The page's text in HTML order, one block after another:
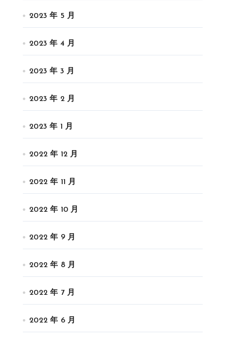
2023 年 5 月
2023 年 4 月
2023 年 3 月
2023 年 2 月
2023 年 1 月
2022 年 12 月
2022 年 11 月
2022 年 10 月
2022 年 9 月
2022 年 8 月
2022 年 7 月
2022 年 6 月